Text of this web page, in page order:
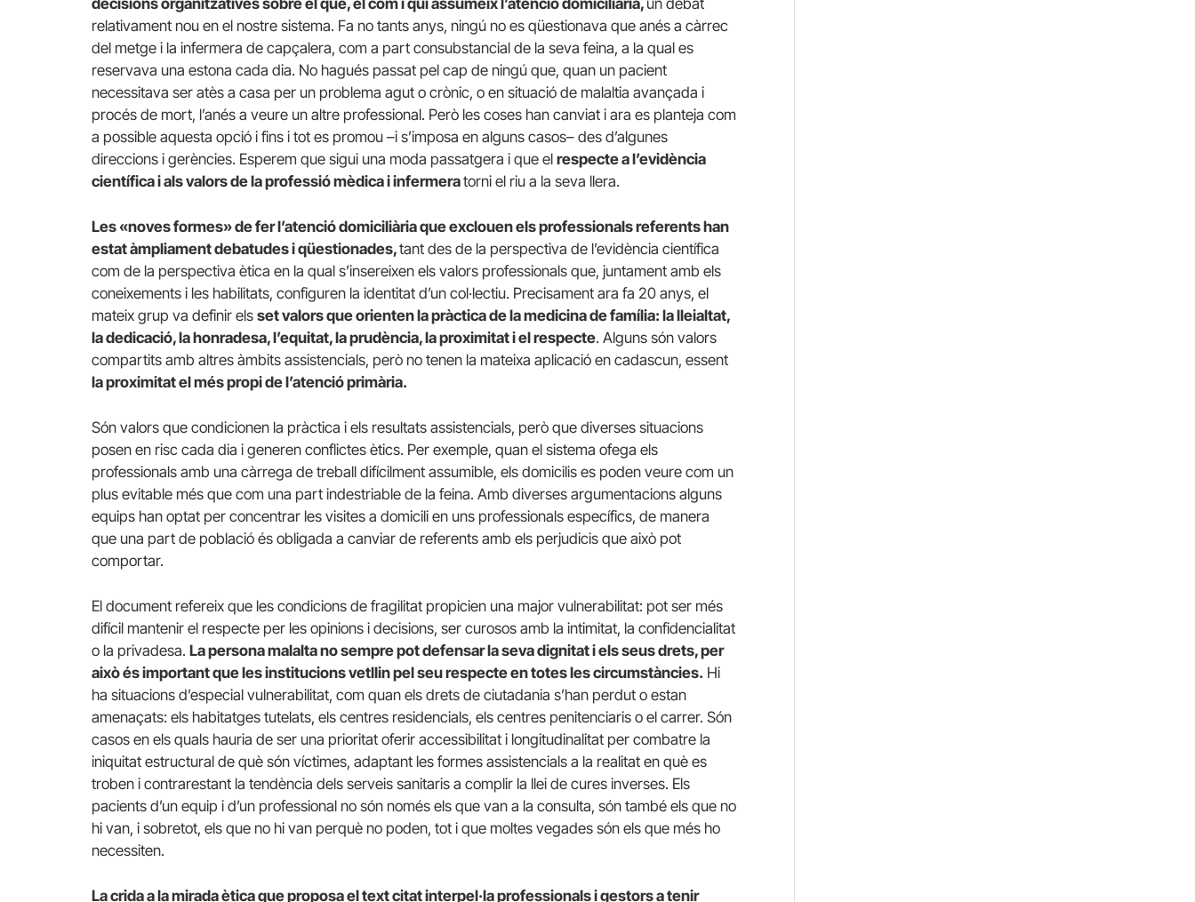
relativament nou en el nostre sistema. Fa no tants anys, ningú no es qüestionava que anés a càrrec
del metge i la infermera de capçalera, com a part consubstancial de la seva feina, a la qual es
reservava una estona cada dia. No hagués passat pel cap de ningú que, quan un pacient
necessitava ser atès a casa per un problema agut o crònic, o en situació de malaltia avançada i
procés de mort, l’anés a veure un altre professional. Però les coses han canviat i ara es planteja com
a possible aquesta opció i fins i tot es promou –i s’imposa en alguns casos– des d’algunes
direccions i gerències. Esperem que sigui una moda passatgera i que el respecte a l’evidència
científica i als valors de la professió mèdica i infermeratorni el riu a la seva llera.
Les «noves formes» de fer l’atenció domiciliària que exclouen els professionals referents han
estat àmpliament debatudes i qüestionades,tant des de la perspectiva de l’evidència científica
com de la perspectiva ètica en la qual s’insereixen els valors professionals que, juntament amb els
coneixements i les habilitats, configuren la identitat d’un col·lectiu. Precisament ara fa 20 anys, el
mateix grup va definir els set valors que orienten la pràctica de la medicina de família: la lleialtat,
la dedicació, la honradesa, l’equitat, la prudència, la proximitat i el respecte. Alguns són valors
compartits amb altres àmbits assistencials, però no tenen la mateixa aplicació en cadascun, essent
la proximitat el més propi de l’atenció primària.
Són valors que condicionen la pràctica i els resultats assistencials, però que diverses situacions
posen en risc cada dia i generen conflictes ètics. Per exemple, quan el sistema ofega els
professionals amb una càrrega de treball difícilment assumible, els domicilis es poden veure com un
plus evitable més que com una part indestriable de la feina. Amb diverses argumentacions alguns
equips han optat per concentrar les visites a domicili en uns professionals específics, de manera
que una part de població és obligada a canviar de referents amb els perjudicis que això pot
comportar.
El document refereix que les condicions de fragilitat propicien una major vulnerabilitat: pot ser més
difícil mantenir el respecte per les opinions i decisions, ser curosos amb la intimitat, la confidencialitat
o la privadesa. La persona malalta no sempre pot defensar la seva dignitat i els seus drets, per
això és important que les institucions vetllin pel seu respecte en totes les circumstàncies. Hi
ha situacions d’especial vulnerabilitat, com quan els drets de ciutadania s’han perdut o estan
amenaçats: els habitatges tutelats, els centres residencials, els centres penitenciaris o el carrer. Són
casos en els quals hauria de ser una prioritat oferir accessibilitat i longitudinalitat per combatre la
iniquitat estructural de què són víctimes, adaptant les formes assistencials a la realitat en què es
troben i contrarestant la tendència dels serveis sanitaris a complir la llei de cures inverses. Els
pacients d’un equip i d’un professional no són només els que van a la consulta, són també els que no
hi van, i sobretot, els que no hi van perquè no poden, tot i que moltes vegades són els que més ho
necessiten.
La crida a la mirada ètica que proposa el text citat interpel·la professionals i gestors a tenir